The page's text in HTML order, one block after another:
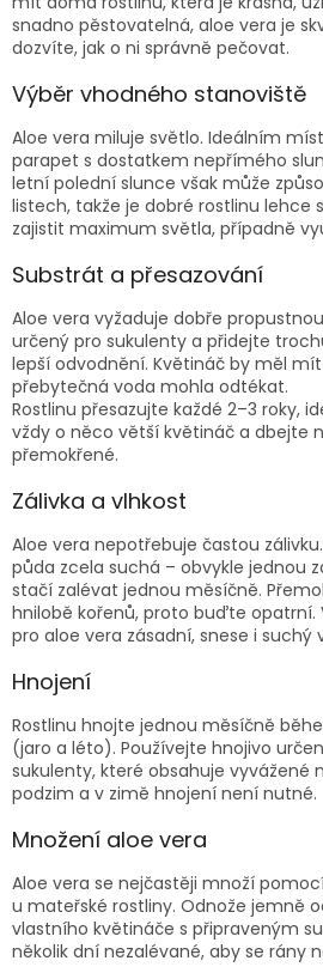
snadno pěstovatelná, aloe vera je
dozvíte, jak o ni správně pečovat.
Výběr vhodného stanoviště
Aloe vera miluje světlo. Ideálním
parapet s dostatkem nepřímého
letní polední slunce však může
listech, takže je dobré rostlinu lehce
zajistit maximum světla, případně
Substrát a přesazování
Aloe vera vyžaduje dobře
určený pro sukulenty a přidejte
lepší odvodnění. Květináč by měl
přebytečná voda mohla odtékat.
Rostlinu přesazujte každé 2–3 roky,
vždy o něco větší květináč a dbejte
přemokřené.
Zálivka a vlhkost
Aloe vera nepotřebuje častou
půda zcela suchá – obvykle jednou
stačí zalévat jednou měsíčně.
hnilobě kořenů, proto buďte opatrní.
pro aloe vera zásadní, snese i suchý
Hnojení
Rostlinu hnojte jednou měsíčně
(jaro a léto). Používejte hnojivo
sukulenty, které obsahuje vyvážené
podzim a v zimě hnojení není nutné.
Množení aloe vera
Aloe vera se nejčastěji množí
u mateřské rostliny. Odnože jemně
vlastního květináče s připraveným
několik dní nezalévané, aby se rány